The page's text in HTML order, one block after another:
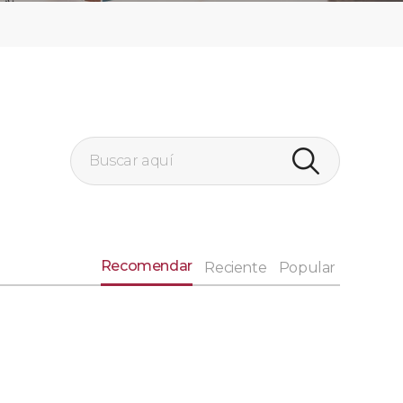
Recomendar Reciente Popular